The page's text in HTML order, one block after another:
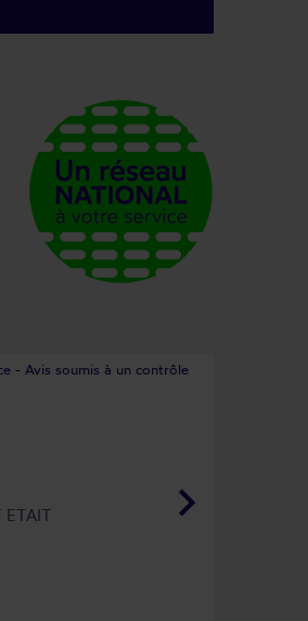
- Avis soumis à un contrôle
keyboard_arrow_right
ETAIT